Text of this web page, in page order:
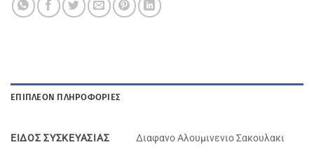
ΕΠΙΠΛΈΟΝ ΠΛΗΡΟΦΟΡΊΕΣ
ΕΙΔΟΣ ΣΥΣΚΕΥΑΣΙΑΣ Διαφανο Αλουμινενιο Σακουλακι